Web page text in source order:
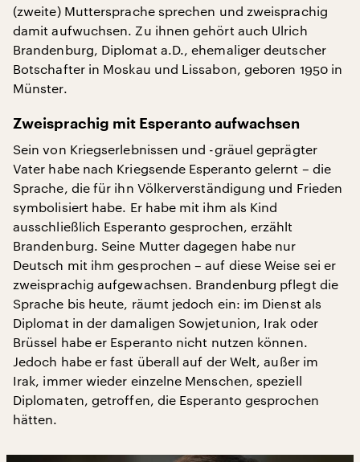
(zweite) Muttersprache sprechen und zweisprachig
damit aufwuchsen. Zu ihnen gehört auch Ulrich
Brandenburg, Diplomat a.D., ehemaliger deutscher
Botschafter in Moskau und Lissabon, geboren 1950 in
Münster.
Zweisprachig mit Esperanto aufwachsen
Sein von Kriegserlebnissen und -gräuel geprägter
Vater habe nach Kriegsende Esperanto gelernt – die
Sprache, die für ihn Völkerverständigung und Frieden
symbolisiert habe. Er habe mit ihm als Kind
ausschließlich Esperanto gesprochen, erzählt
Brandenburg. Seine Mutter dagegen habe nur
Deutsch mit ihm gesprochen – auf diese Weise sei er
zweisprachig aufgewachsen. Brandenburg pflegt die
Sprache bis heute, räumt jedoch ein: im Dienst als
Diplomat in der damaligen Sowjetunion, Irak oder
Brüssel habe er Esperanto nicht nutzen können.
Jedoch habe er fast überall auf der Welt, außer im
Irak, immer wieder einzelne Menschen, speziell
Diplomaten, getroffen, die Esperanto gesprochen
hätten.